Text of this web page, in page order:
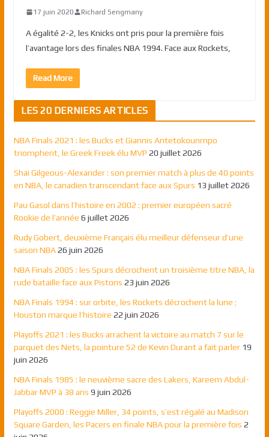
17 juin 2020 Richard Sengmany
A égalité 2-2, les Knicks ont pris pour la première fois
l’avantage lors des finales NBA 1994. Face aux Rockets,
Read More
LES 20 DERNIERS ARTICLES
NBA Finals 2021 : les Bucks et Giannis Antetokounmpo
triomphent, le Greek Freek élu MVP 20 juillet 2026
Shai Gilgeous-Alexander : son premier match à plus de 40 points
en NBA, le canadien transcendant face aux Spurs 13 juillet 2026
Pau Gasol dans l’histoire en 2002 : premier européen sacré
Rookie de l’année 6 juillet 2026
Rudy Gobert, deuxième Français élu meilleur défenseur d’une
saison NBA 26 juin 2026
NBA Finals 2005 : les Spurs décrochent un troisième titre NBA, la
rude bataille face aux Pistons 23 juin 2026
NBA Finals 1994 : sur orbite, les Rockets décrochent la lune ;
Houston marque l’histoire 22 juin 2026
Playoffs 2021 : les Bucks arrachent la victoire au match 7 sur le
parquet des Nets, la pointure 52 de Kevin Durant a fait parler 19
juin 2026
NBA Finals 1985 : le neuvième sacre des Lakers, Kareem Abdul-
Jabbar MVP à 38 ans 9 juin 2026
Playoffs 2000 : Reggie Miller, 34 points, s’est régalé au Madison
Square Garden, les Pacers en finale NBA pour la première fois 2